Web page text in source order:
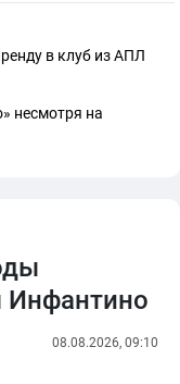
в клуб из АПЛ
несмотря на
Инфантино
08.08.2026, 09:10